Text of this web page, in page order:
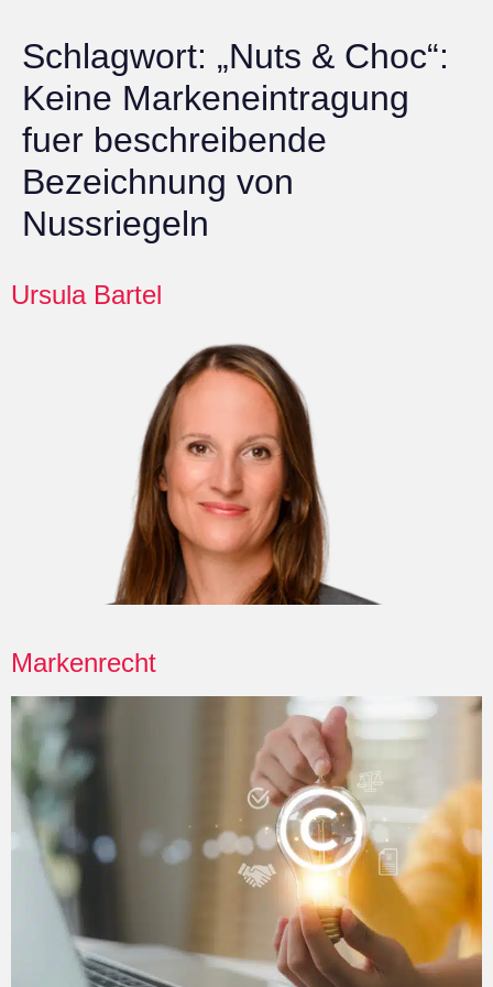
Schlagwort: „Nuts & Choc“:
Keine Markeneintragung
fuer beschreibende
Bezeichnung von
Nussriegeln
Ursula Bartel
Markenrecht